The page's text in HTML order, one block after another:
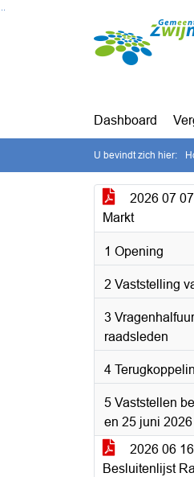
Ga naar de inhoud van deze
Dashboard
U bevindt zich hier:
2026 07
Markt
1 Opening
2 Vaststelling
3
raadsleden
4
5 Vaststellen
en 25 juni 2026
2026 06
Besluitenlijst